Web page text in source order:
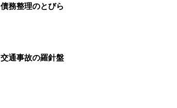
債務整理のとびら
交通事故の羅針盤